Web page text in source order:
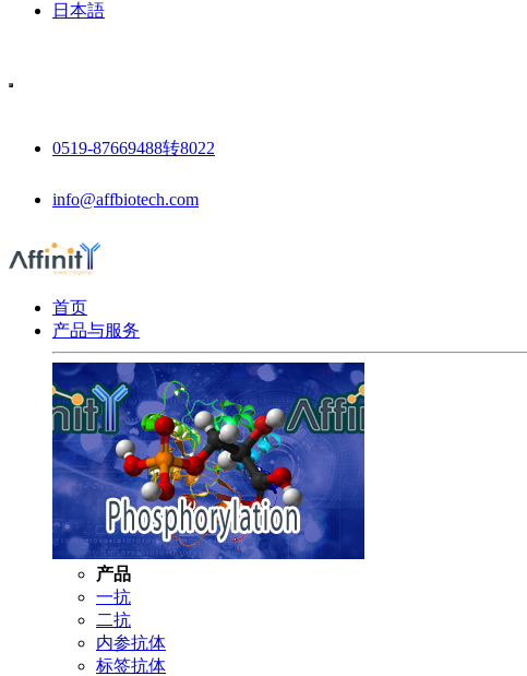
日本語
0519-87669488转8022
info@affbiotech.com
首页
产品与服务
产品
一抗
二抗
内参抗体
标签抗体